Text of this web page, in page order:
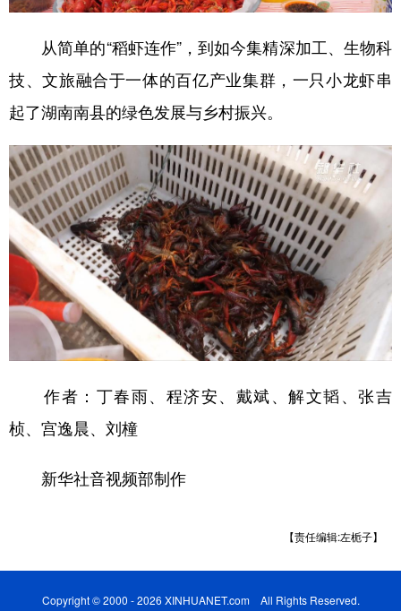
English Español Français عربى
Русский язык 日本語
Deutsch Português
从简单的“稻虾连作”，到如今集精深加工、生物科
技、文旅融合于一体的百亿产业集群，一只小龙虾串
起了湖南南县的绿色发展与乡村振兴。
作者：丁春雨、程济安、戴斌、解文韬、张吉
桢、宫逸晨、刘橦
新华社音视频部制作
【责任编辑:左栀子】
Copyright © 2000 - 2026 XINHUANET.com All Rights Reserved.